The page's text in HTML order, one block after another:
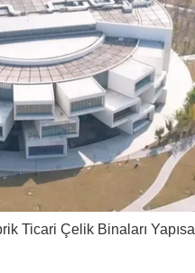
Ticari Çelik Binaları Yapısal